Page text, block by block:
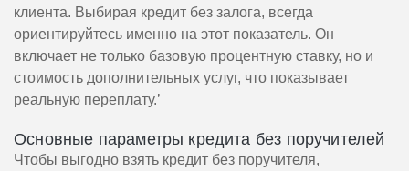
клиента. Выбирая кредит без залога, всегда
ориентируйтесь именно на этот показатель. Он
включает не только базовую процентную ставку, но и
стоимость дополнительных услуг, что показывает
реальную переплату.’
Основные параметры кредита без поручителей
Чтобы выгодно взять кредит без поручителя,